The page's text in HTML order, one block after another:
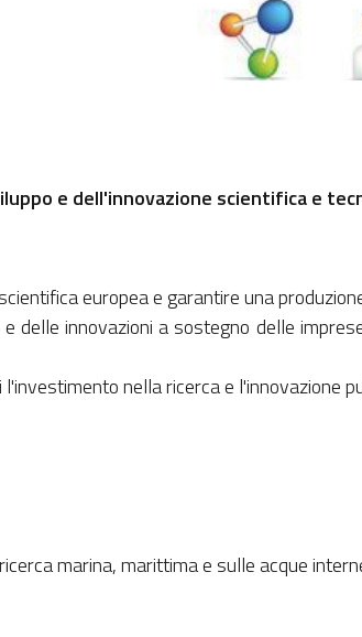
e dell'innovazione scientifica e
europea e garantire una
delle innovazioni a sostegno delle
nella ricerca e l'innovazione
marina, marittima e sulle acque